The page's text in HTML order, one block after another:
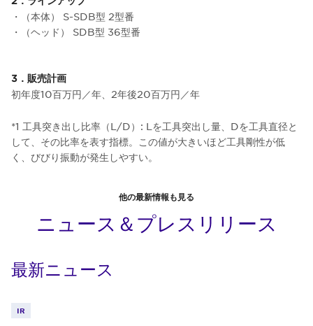
・（本体） S-SDB型 2型番
・（ヘッド） SDB型 36型番
3．販売計画
初年度10百万円／年、2年後20百万円／年
*1 工具突き出し比率（L/D）: Lを工具突出し量、Dを工具直径と
して、その比率を表す指標。この値が大きいほど工具剛性が低
く、びびり振動が発生しやすい。
他の最新情報も見る
ニュース＆プレスリリース
最新ニュース
IR